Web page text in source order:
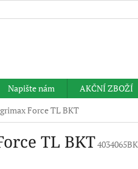
Napište nám AKČNÍ ZBOŽÍ
Force TL BKT
TL BKT